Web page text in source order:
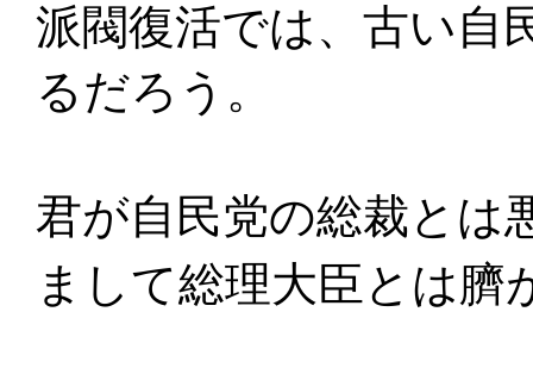
派閥復活では、古い自
るだろう。
君が自民党の総裁とは
まして総理大臣とは臍